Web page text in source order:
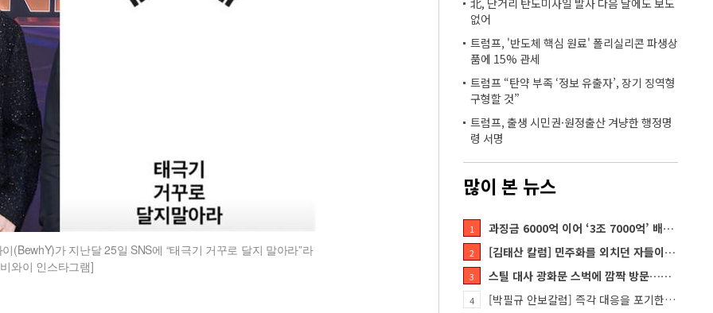
(BewhY)가 지난달 25일 SNS에 “태극기 거꾸로 달지 말아라”라
와이 인스타그램]
北, 단거리 탄도미사일 발사 다음 날에도 보도
없어
트럼프, '반도체 핵심 원료' 폴리실리콘 파생상
품에 15% 관세
트럼프 “탄약 부족 ‘정보 유출자’, 장기 징역형
구형할 것”
트럼프, 출생 시민권·원정출산 겨냥한 행정명
령 서명
많이 본 뉴스
1 과징금 6000억 이어 ‘3조 7000억’ 배상 폭탄… 쿠팡 때리기에 한미 통상 ‘초비상’
2 [김태산 칼럼] 민주화를 외치던 자들이 대한민국의 적이고 간첩이었다
3 스틸 대사 광화문 스벅에 깜짝 방문…메시지?
4 [박필규 안보칼럼] 즉각 대응을 포기한 군(軍)은 생존할 수 없다